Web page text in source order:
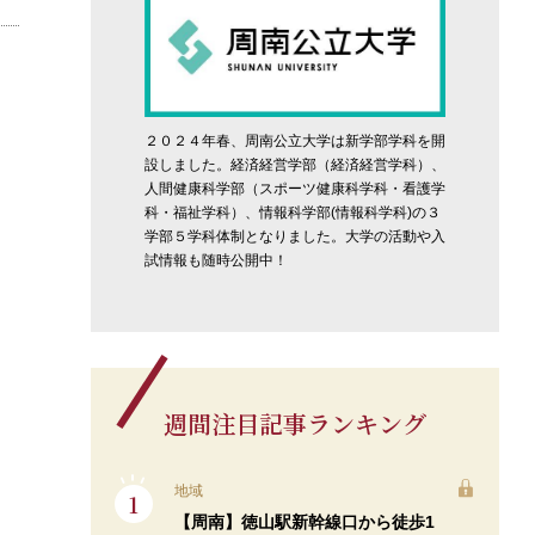
２０２４年春、周南公立大学は新学部学科を開
設しました。経済経営学部（経済経営学科）、
人間健康科学部（スポーツ健康科学科・看護学
科・福祉学科）、情報科学部(情報科学科)の３
学部５学科体制となりました。大学の活動や入
試情報も随時公開中！
週間注目記事ランキング
地域
【周南】徳山駅新幹線口から徒歩1